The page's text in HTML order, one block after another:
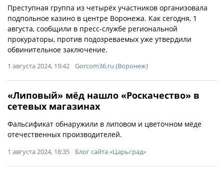
Преступная группа из четырёх участников организовала
подпольное казино в центре Воронежа. Как сегодня, 1
августа, сообщили в пресс-службе региональной
прокураторы, против подозреваемых уже утвердили
обвинительное заключение.
1 августа 2024, 19:42 Gorcom36.ru (Воронеж)
«Липовый» мёд нашло «Роскачество» в
сетевых магазинах
Фальсификат обнаружили в липовом и цветочном мёде
отечественных производителей.
1 августа 2024, 18:35 Блог сайта «Царьград»